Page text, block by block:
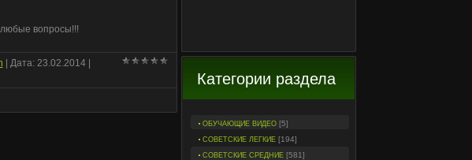
Категории раздела
ОБУЧАЮЩИЕ ВИДЕО [5]
СОВЕТСКИЕ ЛЕГКИЕ [194]
СОВЕТСКИЕ СРЕДНИЕ [581]
вопросы!!!
| Дата: 23.02.2014|